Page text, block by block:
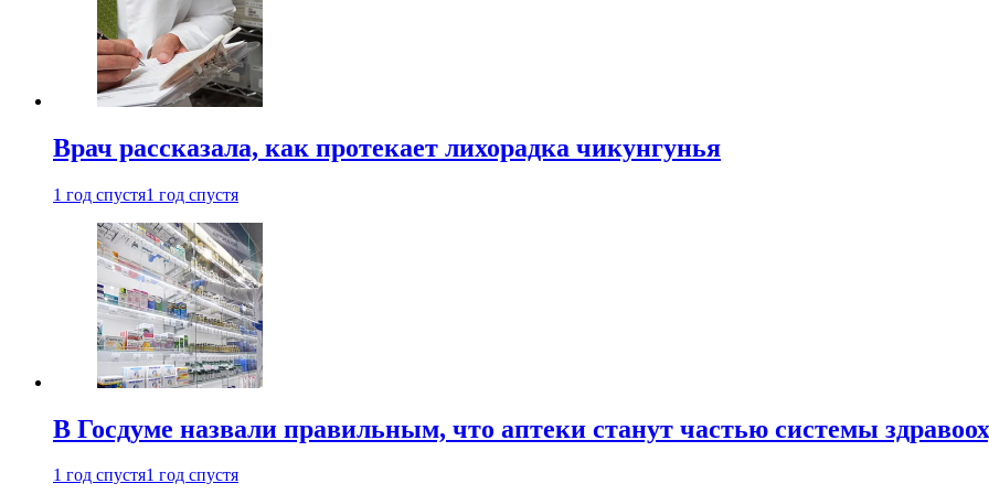
Врач рассказала, как протекает лихорадка чикунгунья
1 год спустя1 год спустя
В Госдуме назвали правильным, что аптеки станут частью системы
1 год спустя1 год спустя